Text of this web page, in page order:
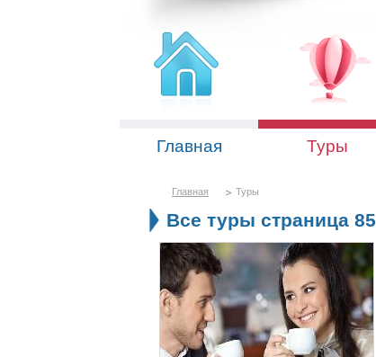
Главная Туры
Главная Туры
Все туры страница 85